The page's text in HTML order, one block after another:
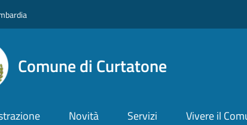
Comune di Curtatone
Novità Servizi Vivere il